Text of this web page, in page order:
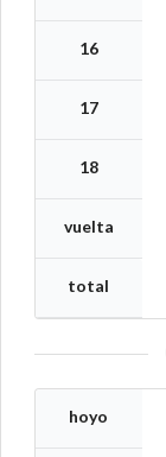
16
17
18
vuelta
total
hoyo